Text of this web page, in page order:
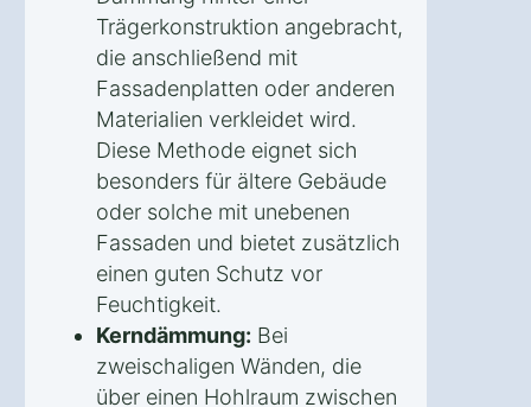
Trägerkonstruktion angebracht,
die anschließend mit
Fassadenplatten oder anderen
Materialien verkleidet wird.
Diese Methode eignet sich
besonders für ältere Gebäude
oder solche mit unebenen
Fassaden und bietet zusätzlich
einen guten Schutz vor
Feuchtigkeit.
Kerndämmung: Bei
zweischaligen Wänden, die
über einen Hohlraum zwischen